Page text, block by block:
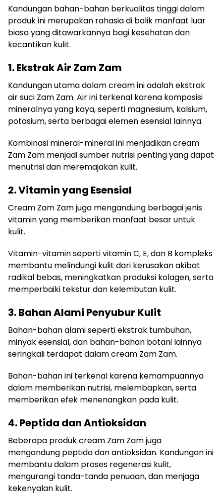
Kandungan bahan-bahan berkualitas tinggi dalam
produk ini merupakan rahasia di balik manfaat luar
biasa yang ditawarkannya bagi kesehatan dan
kecantikan kulit.
1. Ekstrak Air Zam Zam
Kandungan utama dalam cream ini adalah ekstrak
air suci Zam Zam. Air ini terkenal karena komposisi
mineralnya yang kaya, seperti magnesium, kalsium,
potasium, serta berbagai elemen esensial lainnya.
Kombinasi mineral-mineral ini menjadikan cream
Zam Zam menjadi sumber nutrisi penting yang dapat
menutrisi dan meremajakan kulit.
2. Vitamin yang Esensial
Cream Zam Zam juga mengandung berbagai jenis
vitamin yang memberikan manfaat besar untuk
kulit.
Vitamin-vitamin seperti vitamin C, E, dan B kompleks
membantu melindungi kulit dari kerusakan akibat
radikal bebas, meningkatkan produksi kolagen, serta
memperbaiki tekstur dan kelembutan kulit.
3. Bahan Alami Penyubur Kulit
Bahan-bahan alami seperti ekstrak tumbuhan,
minyak esensial, dan bahan-bahan botani lainnya
seringkali terdapat dalam cream Zam Zam.
Bahan-bahan ini terkenal karena kemampuannya
dalam memberikan nutrisi, melembapkan, serta
memberikan efek menenangkan pada kulit.
4. Peptida dan Antioksidan
Beberapa produk cream Zam Zam juga
mengandung peptida dan antioksidan. Kandungan ini
membantu dalam proses regenerasi kulit,
mengurangi tanda-tanda penuaan, dan menjaga
kekenyalan kulit.